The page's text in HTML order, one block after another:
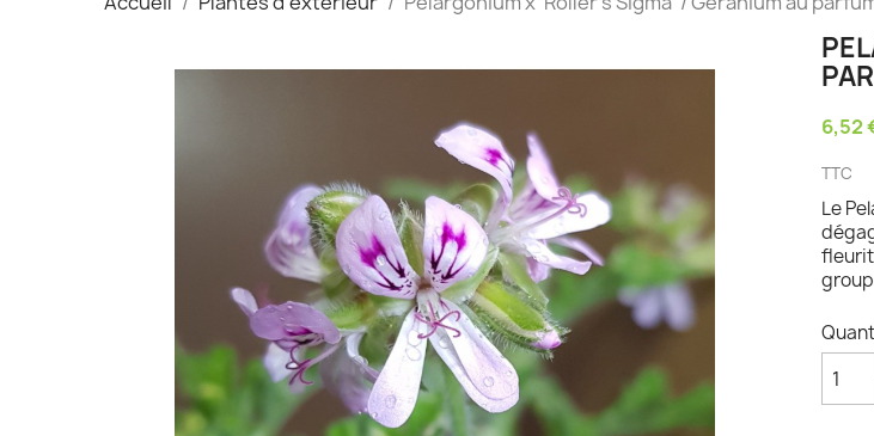
Palmier d'intérieur
Palmiers rustiques
décoratif
Plantes grimpantes
Fourgères
Bambous et graminées
Agrumes
6,52
TTC
Le